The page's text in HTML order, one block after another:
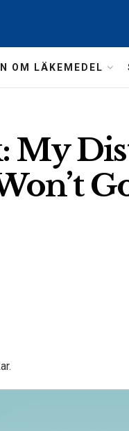
OM LÄKEMEDEL
My